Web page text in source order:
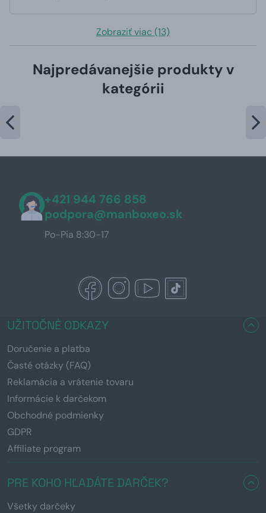
Zobraziť viac (13)
Najpredávanejšie produkty v
kategórii
+421 944 766 858
podpora@manboxeo.sk
Po-Pia 8:30-17
UŽITOČNÉ ODKAZY
Doručenie a platba
Časté otázky (FAQ)
Reklamácia a vrátenie tovaru
Informácie k darčekom
Obchodné podmienky
GDPR
Affiliate program
PRE KOHO HĽADÁTE DARČEK?
Všetky darčeky